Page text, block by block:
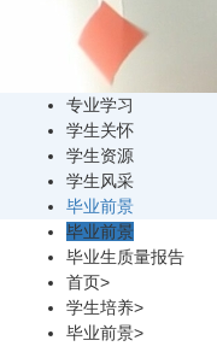
专业学习
学生关怀
学生资源
学生风采
毕业前景
毕业前景
毕业生质量报告
首页>
学生培养>
毕业前景>